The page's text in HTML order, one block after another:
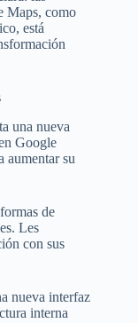
Maps, como
está
una nueva
Google
aumentar su
de
Les
con sus
nueva interfaz
interna